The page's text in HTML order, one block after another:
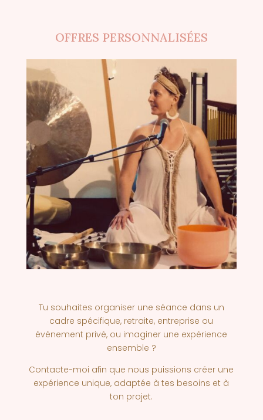
OFFRES PERSONNALISÉES
Tu souhaites organiser une séance dans un
cadre spécifique, retraite, entreprise ou
événement privé, ou imaginer une expérience
ensemble ?
Contacte-moi afin que nous puissions créer une
expérience unique, adaptée à tes besoins et à
ton projet.